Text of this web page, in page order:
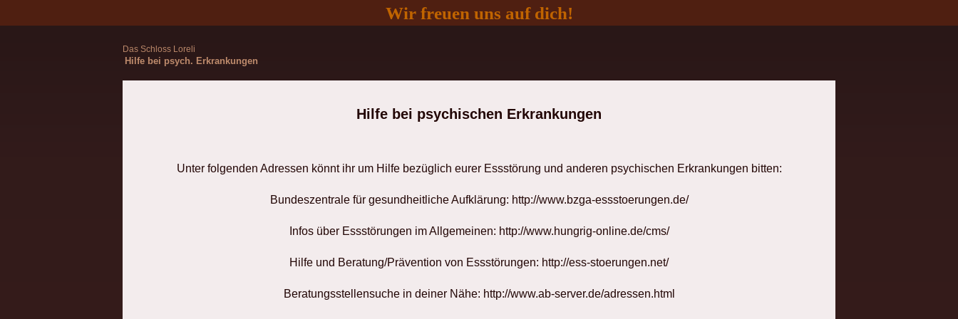
Wir freuen uns auf dich!
Das Schloss Loreli
Hilfe bei psych. Erkrankungen
Hilfe bei psychischen Erkrankungen
Unter folgenden Adressen könnt ihr um Hilfe bezüglich eurer Essstörung und anderen psychischen Erkrankungen bitten:
Bundeszentrale für gesundheitliche Aufklärung: http://www.bzga-essstoerungen.de/
Infos über Essstörungen im Allgemeinen: http://www.hungrig-online.de/cms/
Hilfe und Beratung/Prävention von Essstörungen: http://ess-stoerungen.net/
Beratungsstellensuche in deiner Nähe: http://www.ab-server.de/adressen.html